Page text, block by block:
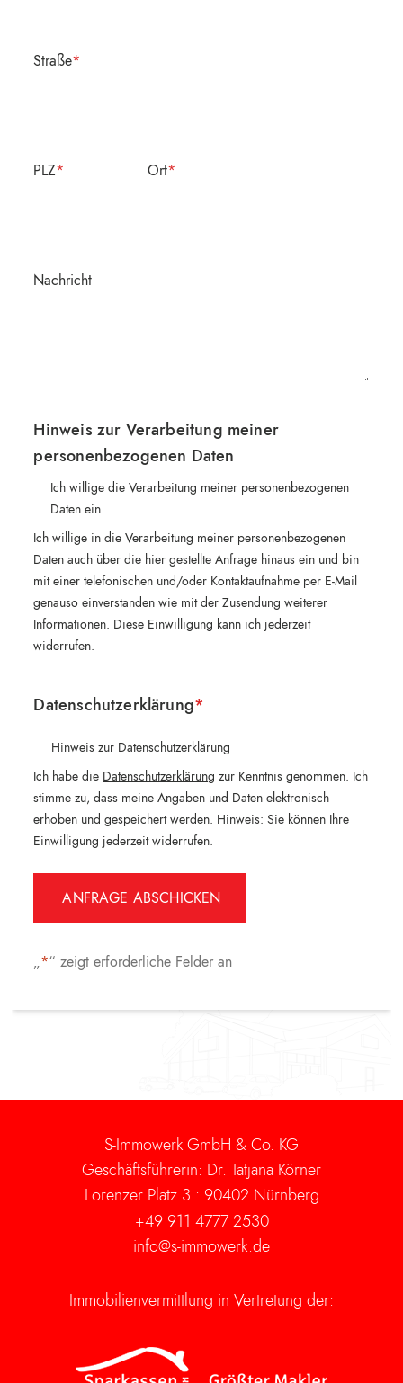
„*“ zeigt erforderliche Felder an
Straße*
PLZ* Ort*
Nachricht
Hinweis zur Verarbeitung meiner
personenbezogenen Daten
Ich willige die Verarbeitung meiner personenbezogenen
Daten ein
Ich willige in die Verarbeitung meiner personenbezogenen
Daten auch über die hier gestellte Anfrage hinaus ein und bin
mit einer telefonischen und/oder Kontaktaufnahme per E-Mail
genauso einverstanden wie mit der Zusendung weiterer
Informationen. Diese Einwilligung kann ich jederzeit
widerrufen.
Datenschutzerklärung*
Hinweis zur Datenschutzerklärung
Ich habe die Datenschutzerklärung zur Kenntnis genommen. Ich
stimme zu, dass meine Angaben und Daten elektronisch
erhoben und gespeichert werden. Hinweis: Sie können Ihre
Einwilligung jederzeit widerrufen.
S-Immowerk GmbH & Co. KG
Geschäftsführerin: Dr. Tatjana Körner
Lorenzer Platz 3 • 90402 Nürnberg
+49 911 4777 2530
info@s-immowerk.de
Immobilienvermittlung in Vertretung der: